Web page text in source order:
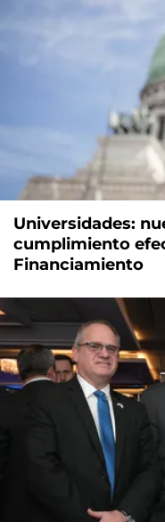
Universidades:
cumplimiento
Financiamiento